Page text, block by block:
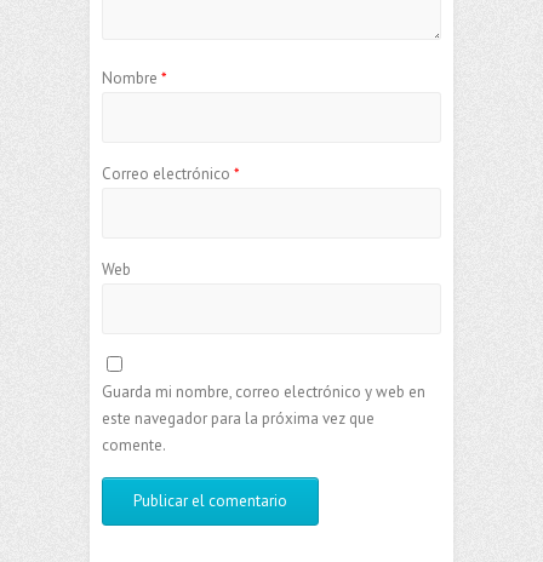
Nombre *
Correo electrónico *
Web
Guarda mi nombre, correo electrónico y web en
este navegador para la próxima vez que
comente.